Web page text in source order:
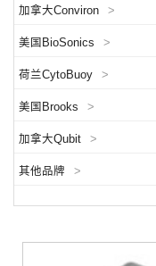
加拿大Conviron >
美国BioSonics >
荷兰CytoBuoy >
美国Brooks >
加拿大Qubit >
其他品牌 >